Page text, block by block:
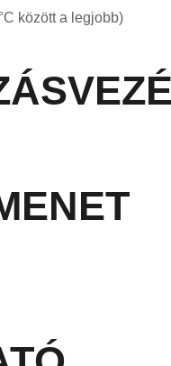
között a legjobb)